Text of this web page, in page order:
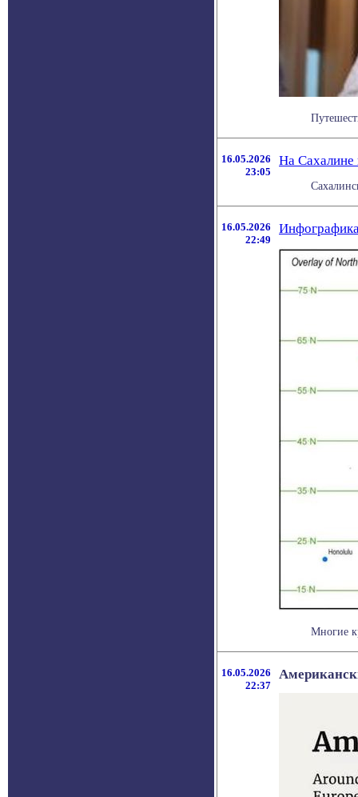
16.05.2026
23:05
На
16.05.2026
22:49
Многие
16.05.2026
22:37